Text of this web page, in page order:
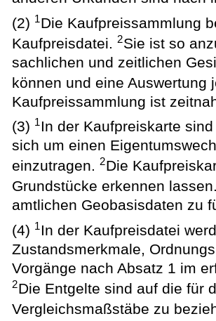
(2) 1Die Kaufpreissammlung
Kaufpreisdatei.2Sie ist so
sachlichen und zeitlichen
können und eine
Kaufpreissammlung ist
(3) 1 In der Kaufpreiskarte
sich um einen
einzutragen.2Die
Grundstücke erkennen
amtlichen Geobasisdaten zu
(4) 1 In der Kaufpreisdatei
Zustandsmerkmale,
Vorgänge nach Absatz 1 im
2Die Entgelte sind auf die für
Vergleichsmaßstäbe zu